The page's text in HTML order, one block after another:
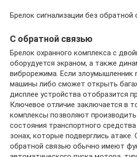
Брелок сигнализации без обратной
С обратной связью
Брелок охранного комплекса с
оборудуется экраном, а также
виброрежима. Если злоумышленник
машины либо сможет открыть
дисплее устройства отобразится
Ключевое отличие заключается в
комплексы позволяют
состояния транспортного
зонах, которые подверглись атаке.
обратной связью обычно имеют